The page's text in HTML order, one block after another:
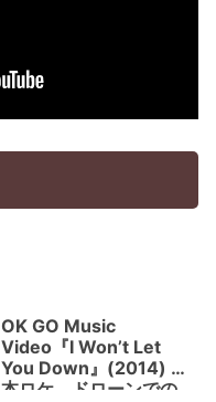
OK GO Music
Video『I Won’t Let
You Down』(2014) 日
本ロケ、ドローンでの